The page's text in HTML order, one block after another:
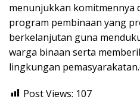
menunjukkan komitmennya
program pembinaan yang
berkelanjutan guna
warga binaan serta
lingkungan
Post Views: 107